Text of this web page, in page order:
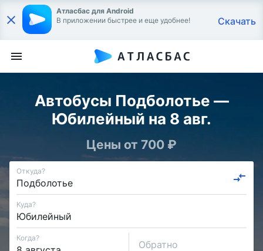
Атласбас для Android
В приложении быстрее и еще удобнее!
Скачать
Автобусы Подболотье —
Юбилейный на 8 авг.
Цены от 700 ₽
Откуда?
Куда?
Когда?
Обратно